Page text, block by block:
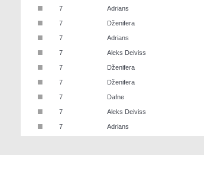
■ 7 Adrians
■ 7 Dženifera
■ 7 Adrians
■ 7 Aleks Deiviss
■ 7 Dženifera
■ 7 Dženifera
■ 7 Dafne
■ 7 Aleks Deiviss
■ 7 Adrians